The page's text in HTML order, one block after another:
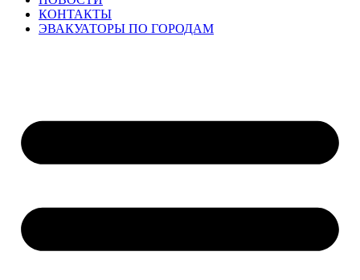
КОНТАКТЫ
ЭВАКУАТОРЫ ПО ГОРОДАМ